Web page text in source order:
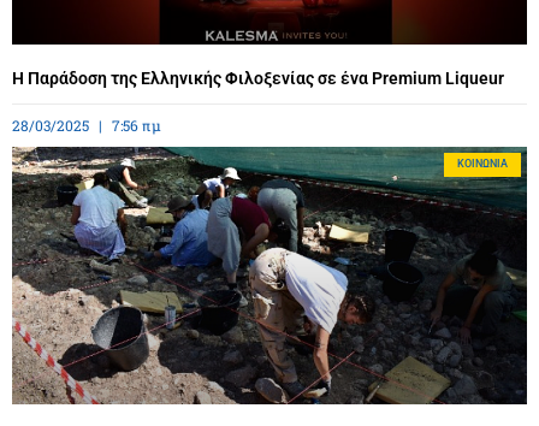
Η Παράδοση της Ελληνικής Φιλοξενίας σε ένα Premium Liqueur
28/03/2025 7:56 πμ
ΚΟΙΝΩΝΊΑ